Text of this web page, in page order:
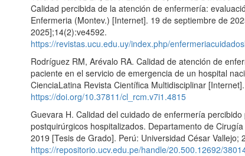
Calidad percibida de la atención de enfermería:
Enfermeria (Montev.) [Internet]. 19 de septiembre de
2025];14(2):ve4592.
https://revistas.ucu.edu.uy/index.php/
Rodríguez RM, Arévalo RA. Calidad de atención de
paciente en el servicio de emergencia de un hospital
CienciaLatina Revista Científica Multidisciplinar
https://doi.org/10.37811/cl_rcm.v7i1.4815
Guevara H. Calidad del cuidado de enfermería
postquirúrgicos hospitalizados. Departamento de
2019 [Tesis de Grado]. Perú: Universidad César Vallejo;
https://repositorio.ucv.edu.pe/handle/20.500.12692/